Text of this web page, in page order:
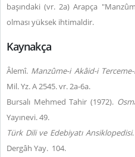
başındaki (vr. 2a) Arapça
olması yüksek ihtimaldir.
Kaynakça
Âlemî. Manzûme-i Akâid-i
Mil. Yz. A 2545. vr. 2a-6a.
Bursalı Mehmed Tahir (1972).
Yayınevi. 49.
Türk Dili ve Edebiyatı Ansiklopedisi.
Dergâh Yay. 104.